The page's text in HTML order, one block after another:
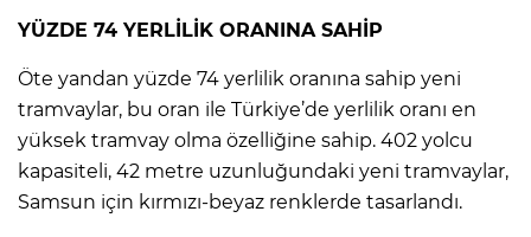
YÜZDE 74 YERLİLİK ORANINA SAHİP
Öte yandan yüzde 74 yerlilik oranına sahip yeni
tramvaylar, bu oran ile Türkiye’de yerlilik oranı en
yüksek tramvay olma özelliğine sahip. 402 yolcu
kapasiteli, 42 metre uzunluğundaki yeni tramvaylar,
Samsun için kırmızı-beyaz renklerde tasarlandı.